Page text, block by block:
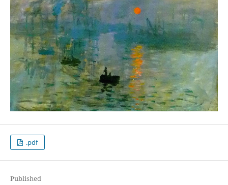
.pdf
Published